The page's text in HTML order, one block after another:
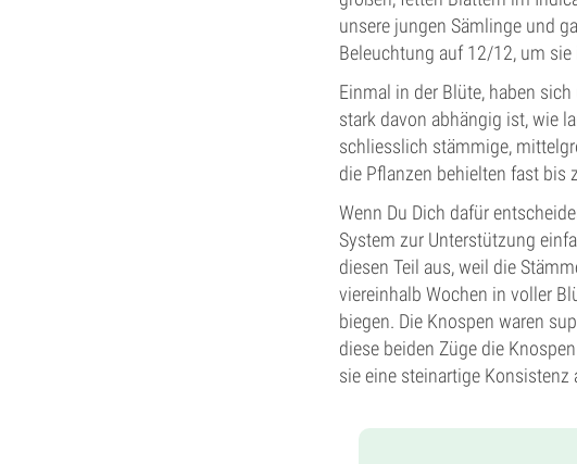
unsere jungen Sämlinge und
Beleuchtung auf 12/12, um
Einmal in der Blüte, haben
stark davon abhängig ist, wie
schliesslich stämmige,
die Pflanzen behielten fast bis
Wenn Du Dich dafür
System zur Unterstützung
diesen Teil aus, weil die
viereinhalb Wochen in voller
biegen. Die Knospen waren
diese beiden Züge die
sie eine steinartige